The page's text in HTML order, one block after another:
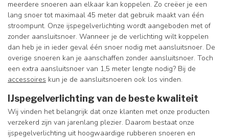
meerdere snoeren aan elkaar kan koppelen. Zo creëer je een
lang snoer tot maximaal 45 meter dat gebruik maakt van één
stroompunt. Onze ijspegelverlichting wordt aangeboden met of
zonder aansluitsnoer. Wanneer je de verlichting wilt koppelen
dan heb je in ieder geval één snoer nodig met aansluitsnoer. De
overige snoeren kan je aanschaffen zonder aansluitsnoer. Toch
een extra aansluitsnoer van 1,5 meter lengte nodig? Bij de
accessoires kun je de aansluitsnoeren ook los vinden.
IJspegelverlichting van de beste kwaliteit
Wij vinden het belangrijk dat onze klanten met onze producten
verzekerd zijn van jarenlang plezier. Daarom bestaat onze
ijspegelverlichting uit hoogwaardige rubberen snoeren en